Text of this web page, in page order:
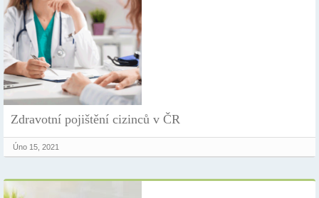
Zdravotní pojištění cizinců v ČR
Úno 15, 2021